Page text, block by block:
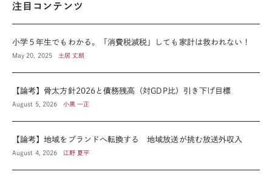
注目コンテンツ
小学５年生でもわかる。「消費税減税」しても家計は救われない！
May 20, 2025 土居 丈朗
【論考】骨太方針2026と債務残高（対GDP比）引き下げ目標
August 5, 2026 小黒 一正
【論考】地域をブランドへ転換する 地域放送が挑む放送外収入
August 4, 2026 江野 夏平